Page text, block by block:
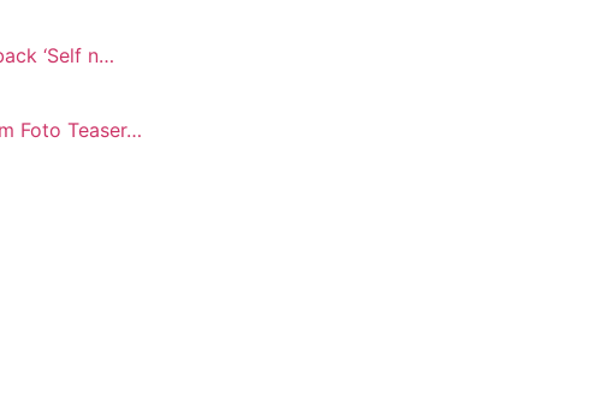
‘Self n…
Foto Teaser…